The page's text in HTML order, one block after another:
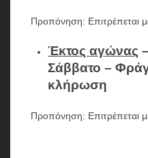
Προπόνηση: Επιτρέπεται
Έκτος αγώνας
Σάββατο –
κλήρωση
Προπόνηση: Επιτρέπεται